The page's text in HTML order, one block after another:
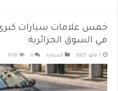
خمس علامات سيارات
في السوق الجزائرية
7 مايو، 2025 السيارة 0
936